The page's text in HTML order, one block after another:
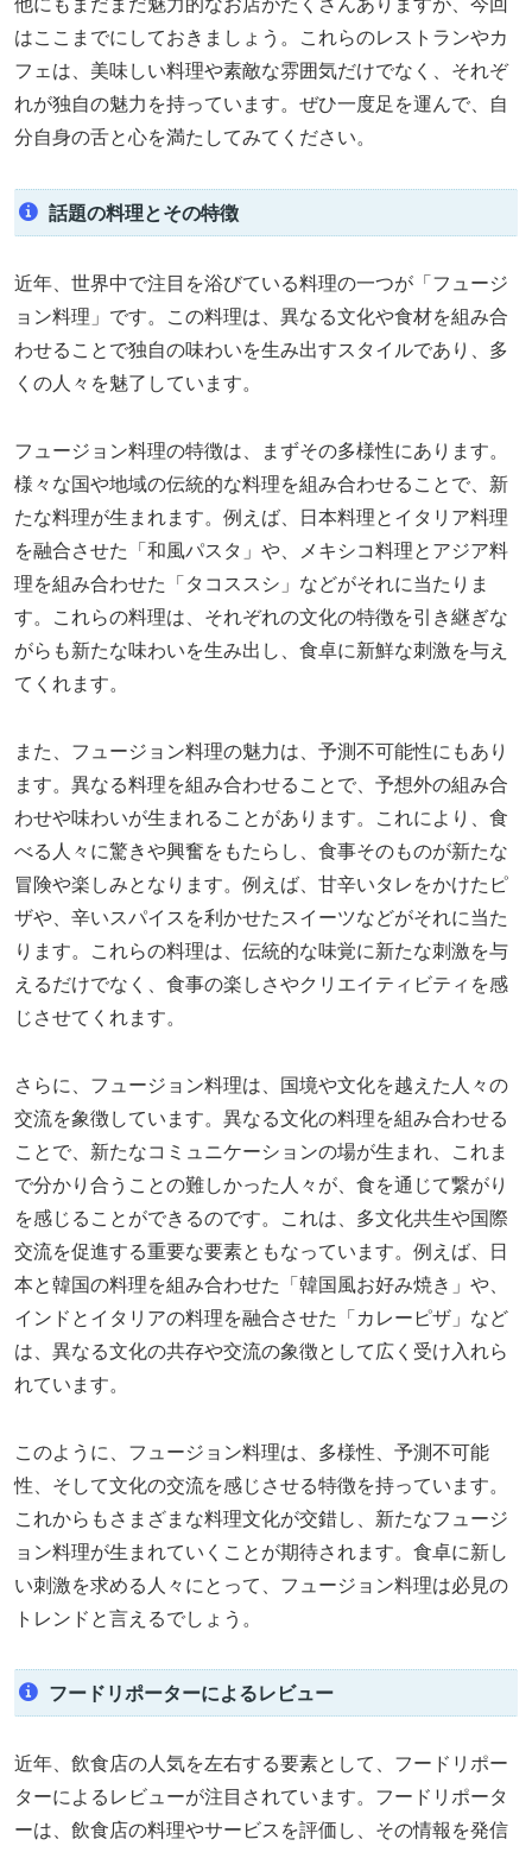
他にもまだまだ魅力的なお店がたくさんありますが、今回
はここまでにしておきましょう。これらのレストランやカ
フェは、美味しい料理や素敵な雰囲気だけでなく、それぞ
れが独自の魅力を持っています。ぜひ一度足を運んで、自
分自身の舌と心を満たしてみてください。
話題の料理とその特徴
近年、世界中で注目を浴びている料理の一つが「フュージ
ョン料理」です。この料理は、異なる文化や食材を組み合
わせることで独自の味わいを生み出すスタイルであり、多
くの人々を魅了しています。
フュージョン料理の特徴は、まずその多様性にあります。
様々な国や地域の伝統的な料理を組み合わせることで、新
たな料理が生まれます。例えば、日本料理とイタリア料理
を融合させた「和風パスタ」や、メキシコ料理とアジア料
理を組み合わせた「タコススシ」などがそれに当たりま
す。これらの料理は、それぞれの文化の特徴を引き継ぎな
がらも新たな味わいを生み出し、食卓に新鮮な刺激を与え
てくれます。
また、フュージョン料理の魅力は、予測不可能性にもあり
ます。異なる料理を組み合わせることで、予想外の組み合
わせや味わいが生まれることがあります。これにより、食
べる人々に驚きや興奮をもたらし、食事そのものが新たな
冒険や楽しみとなります。例えば、甘辛いタレをかけたピ
ザや、辛いスパイスを利かせたスイーツなどがそれに当た
ります。これらの料理は、伝統的な味覚に新たな刺激を与
えるだけでなく、食事の楽しさやクリエイティビティを感
じさせてくれます。
さらに、フュージョン料理は、国境や文化を越えた人々の
交流を象徴しています。異なる文化の料理を組み合わせる
ことで、新たなコミュニケーションの場が生まれ、これま
で分かり合うことの難しかった人々が、食を通じて繋がり
を感じることができるのです。これは、多文化共生や国際
交流を促進する重要な要素ともなっています。例えば、日
本と韓国の料理を組み合わせた「韓国風お好み焼き」や、
インドとイタリアの料理を融合させた「カレーピザ」など
は、異なる文化の共存や交流の象徴として広く受け入れら
れています。
このように、フュージョン料理は、多様性、予測不可能
性、そして文化の交流を感じさせる特徴を持っています。
これからもさまざまな料理文化が交錯し、新たなフュージ
ョン料理が生まれていくことが期待されます。食卓に新し
い刺激を求める人々にとって、フュージョン料理は必見の
トレンドと言えるでしょう。
フードリポーターによるレビュー
近年、飲食店の人気を左右する要素として、フードリポー
ターによるレビューが注目されています。フードリポータ
ーは、飲食店の料理やサービスを評価し、その情報を発信